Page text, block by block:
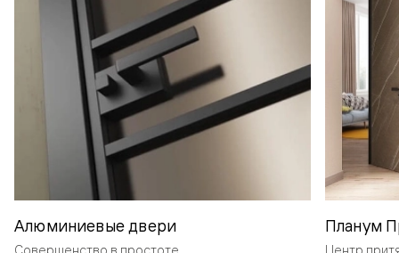
Алюминиевые двери
Совершенство в простоте
Планум
Центр